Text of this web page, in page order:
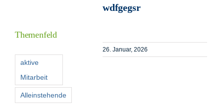
Kontakt
wdfgegsr
26. Januar, 2026
Themenfeld
aktive
Mitarbeit
Alleinstehende